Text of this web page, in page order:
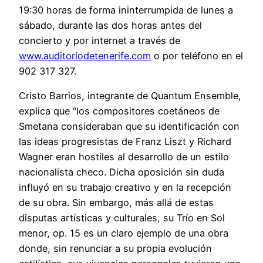
19:30 horas de forma ininterrumpida de lunes a
sábado, durante las dos horas antes del
concierto y por internet a través de
www.auditoriodetenerife.com o por teléfono en el
902 317 327.
Cristo Barrios, integrante de Quantum Ensemble,
explica que “los compositores coetáneos de
Smetana consideraban que su identificación con
las ideas progresistas de Franz Liszt y Richard
Wagner eran hostiles al desarrollo de un estilo
nacionalista checo. Dicha oposición sin duda
influyó en su trabajo creativo y en la recepción
de su obra. Sin embargo, más allá de estas
disputas artísticas y culturales, su Trío en Sol
menor, op. 15 es un claro ejemplo de una obra
donde, sin renunciar a su propia evolución